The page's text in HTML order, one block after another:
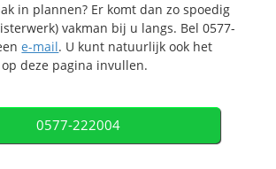
in plannen? Er komt dan zo spoedig
vakman bij u langs. Bel 0577-
e-mail. U kunt natuurlijk ook het
op deze pagina invullen.
0577-222004